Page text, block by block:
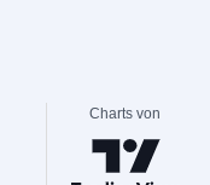
Charts von